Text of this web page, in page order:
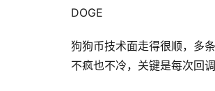
DOGE
狗狗币技术面走得很顺，多
不疯也不冷，关键是每次回